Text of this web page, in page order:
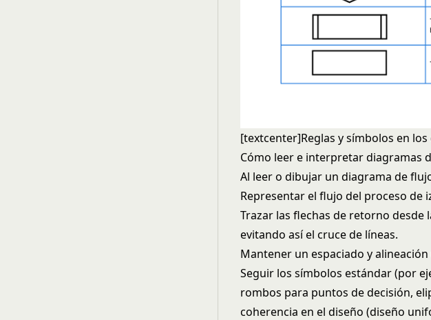
[textcenter]Reglas y símbolos en
Cómo leer e interpretar diagramas
Al leer o dibujar un diagrama de
Representar el flujo del proceso de
Trazar las flechas de retorno
evitando así el cruce de líneas.
Mantener un espaciado y
Seguir los símbolos estándar (por
rombos para puntos de decisión,
coherencia en el diseño (diseño